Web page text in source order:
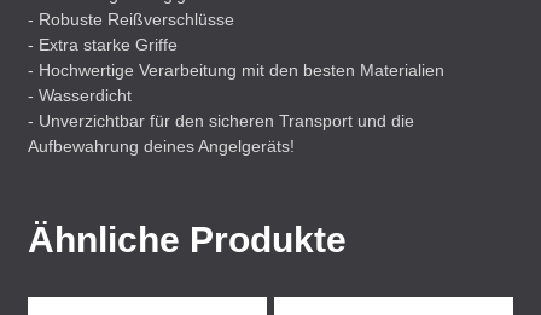
- Robuste Reißverschlüsse
- Extra starke Griffe
- Hochwertige Verarbeitung mit den besten Materialien
- Wasserdicht
- Unverzichtbar für den sicheren Transport und die
Aufbewahrung deines Angelgeräts!
Ähnliche Produkte